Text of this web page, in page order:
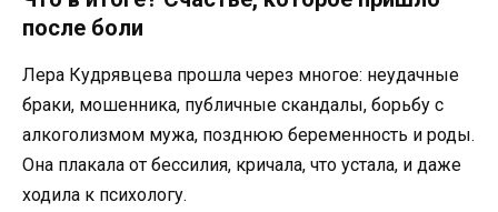
после боли
Лера Кудрявцева прошла через многое: неудачные
браки, мошенника, публичные скандалы, борьбу с
алкоголизмом мужа, позднюю беременность и роды.
Она плакала от бессилия, кричала, что устала, и даже
ходила к психологу.